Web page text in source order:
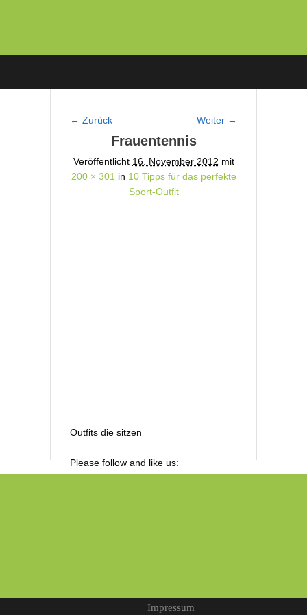
← Zurück Weiter →
Frauentennis
Veröffentlicht 16. November 2012 mit
200 × 301 in 10 Tipps für das perfekte
Sport-Outfit
Outfits die sitzen
Please follow and like us:
Impressum